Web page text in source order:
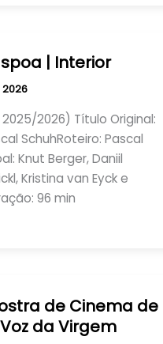
| Interior
2026) Título Original:
SchuhRoteiro: Pascal
Knut Berger, Daniil
Kristina van Eyck e
96 min
de Cinema de
da Virgem